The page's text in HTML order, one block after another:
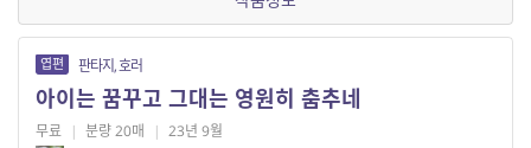
엽편 판타지, 호러
아이는 꿈꾸고 그대는 영원히 춤추네
무료 | 분량 20매 | 23년 9월